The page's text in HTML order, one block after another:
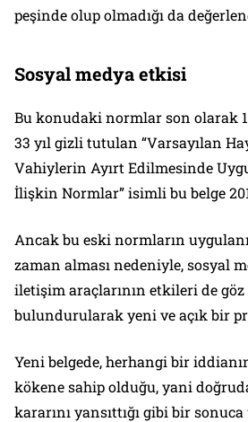
peşinde olup olmadığı da
Sosyal medya etkisi
Bu konudaki normlar son olarak
33 yıl gizli tutulan “Varsayılan
Vahiylerin Ayırt Edilmesinde
İlişkin Normlar” isimli bu belge
Ancak bu eski normların
zaman alması nedeniyle, sosyal
iletişim araçlarının etkileri de
bulundurularak yeni ve açık bir
Yeni belgede, herhangi bir
kökene sahip olduğu, yani
kararını yansıttığı gibi bir sonuca